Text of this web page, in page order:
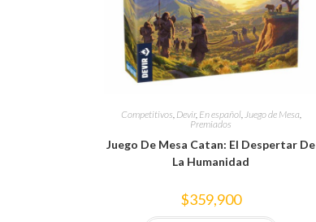
Competitivos Devir, En español, Juego de Mesa
Premiados
Juego De Mesa Catan: El Despertar De
La Humanidad
$359,900